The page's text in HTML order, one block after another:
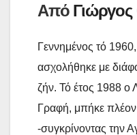
ε
Από Γιώργος
Γεννημένος τό
ασχολήθηκε με
ζήν. Τό έτος 1988 ο
Γραφή, μπήκε πλέον
-συγκρίνοντας την